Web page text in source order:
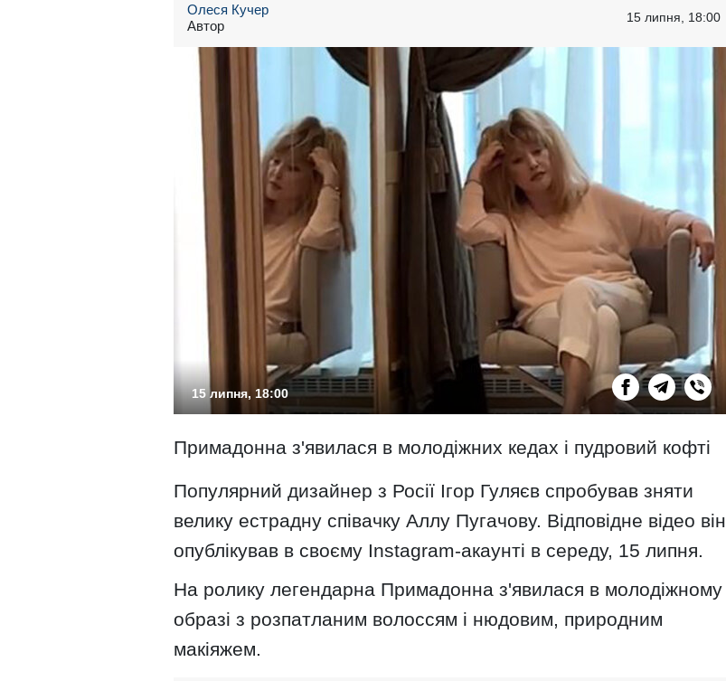
Олеся Кучер
Автор
15 липня, 18:00
15 липня, 18:00
Примадонна з'явилася в молодіжних кедах і пудровий кофті
Популярний дизайнер з Росії Ігор Гуляєв спробував зняти
велику естрадну співачку Аллу Пугачову. Відповідне відео він
опублікував в своєму Instagram-акаунті в середу, 15 липня.
На ролику легендарна Примадонна з'явилася в молодіжному
образі з розпатланим волоссям і нюдовим, природним
макіяжем.